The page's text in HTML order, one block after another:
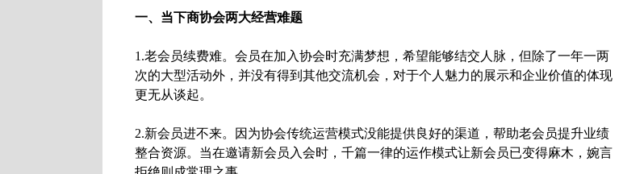
一、当下商协会两大经营难题
1.老会员续费难。会员在加入协会时充满梦想，希望能够结交人脉，但除了一年一两
次的大型活动外，并没有得到其他交流机会，对于个人魅力的展示和企业价值的体现
更无从谈起。
2.新会员进不来。因为协会传统运营模式没能提供良好的渠道，帮助老会员提升业绩
整合资源。当在邀请新会员入会时，千篇一律的运作模式让新会员已变得麻木，婉言